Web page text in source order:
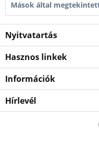
Mások által
Nyitvatartás
Hasznos linkek
Információk
Hírlevél